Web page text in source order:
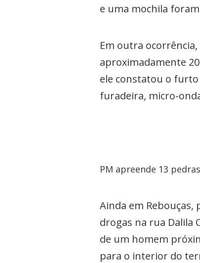
e uma mochila
Em outra
aproximadamente
ele constatou o
furadeira, micro-
PM apreende 13
Ainda em
drogas na rua Dalila
de um homem
para o interior do